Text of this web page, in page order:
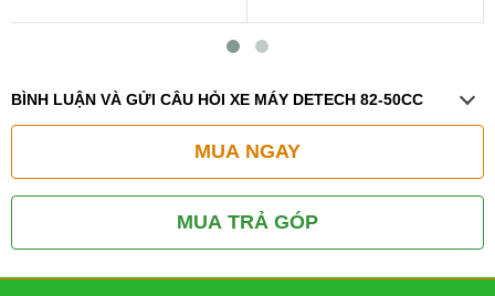
BÌNH LUẬN VÀ GỬI CÂU HỎI XE MÁY DETECH 82-50CC
MUA NGAY
MUA TRẢ GÓP